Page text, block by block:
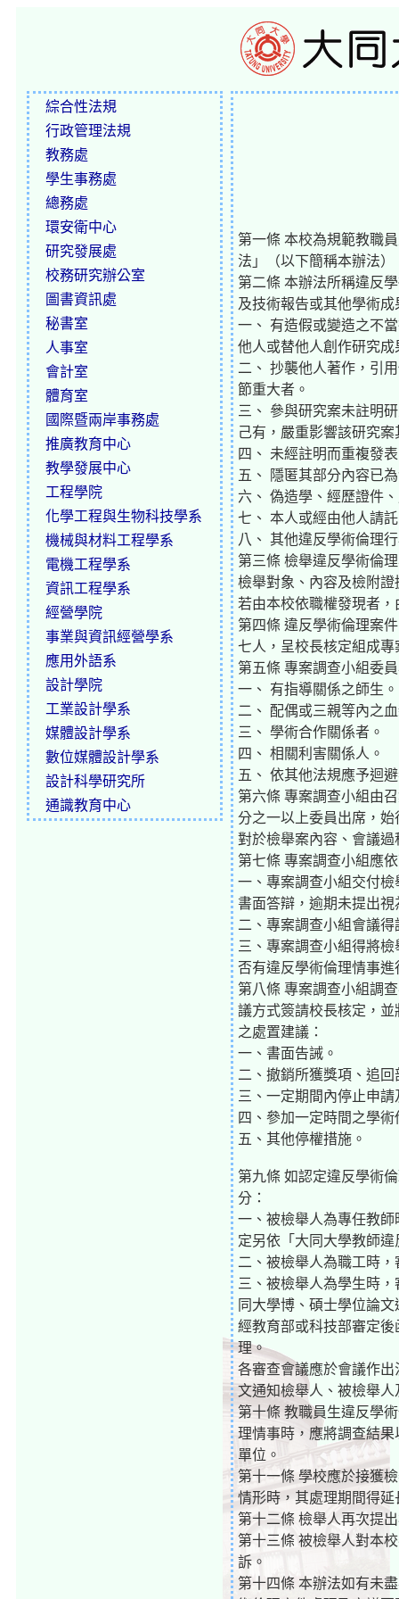
綜合性法規
行政管理法規
教務處
學生事務處
總務處
環安衛中心
研究發展處
校務研究辦公室
圖書資訊處
秘書室
人事室
會計室
體育室
國際暨兩岸事務處
推廣教育中心
教學發展中心
工程學院
化學工程與生物科技學系
機械與材料工程學系
電機工程學系
資訊工程學系
經營學院
事業與資訊經營學系
應用外語系
設計學院
工業設計學系
媒體設計學系
數位媒體設計學系
設計科學研究所
通識教育中心
第一條 本校為規範教職
法」（以下簡稱本辦法）
第二條 本辦法所稱違反
及技術報告或其他學術
一、 有造假或變造之不
他人或替他人創作研究
二、 抄襲他人著作，引
節重大者。
三、 參與研究案未註明
己有，嚴重影響該研究
四、 未經註明而重複發
五、 隱匿其部分內容已
六、 偽造學、經歷證件
七、 本人或經由他人請
八、 其他違反學術倫理
第三條 檢舉違反學術倫
檢舉對象、內容及檢附
若由本校依職權發現者
第四條 違反學術倫理案
七人，呈校長核定組成
第五條 專案調查小組委
一、 有指導關係之師生。
二、 配偶或三親等內之
三、 學術合作關係者。
四、 相關利害關係人。
五、 依其他法規應予迴
第六條 專案調查小組由
分之一以上委員出席，
對於檢舉案內容、會議
第七條 專案調查小組應
一、專案調查小組交付
書面答辯，逾期未提出視
二、專案調查小組會議
三、專案調查小組得將
否有違反學術倫理情事
第八條 專案調查小組調
議方式簽請校長核定，
之處置建議：
一、書面告誡。
二、撤銷所獲獎項、追
三、一定期間內停止申
四、參加一定時間之學
五、其他停權措施。
第九條 如認定違反學術
分：
一、被檢舉人為專任教
定另依「大同大學教師
二、被檢舉人為職工時
三、被檢舉人為學生時
同大學博、碩士學位論
經教育部或科技部審定
理。
各審查會議應於會議作
文通知檢舉人、被檢舉
第十條 教職員生違反學
理情事時，應將調查結
單位。
第十一條 學校應於接獲
情形時，其處理期間得
第十二條 檢舉人再次提
第十三條 被檢舉人對本
訴。
第十四條 本辦法如有未